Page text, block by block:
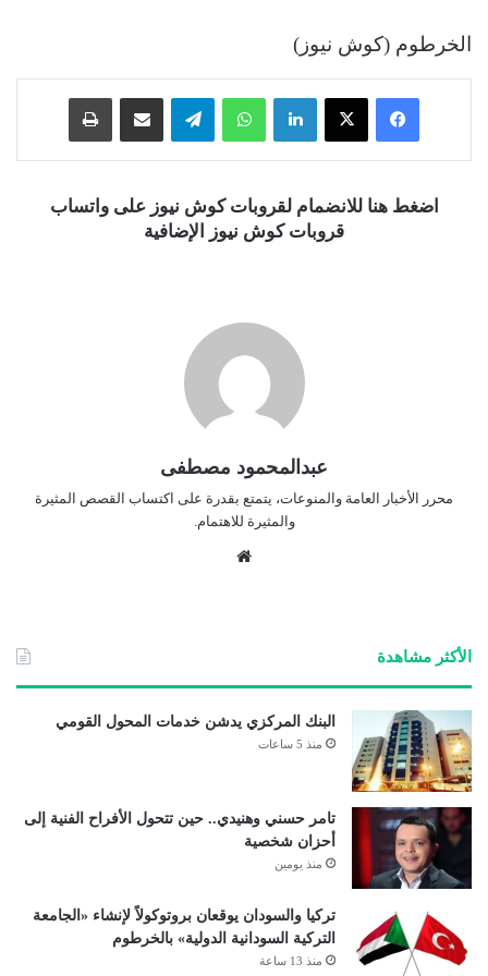
الخرطوم (كوش نيوز)
فيسبوك ‫X لينكدإن واتساب تيلقرام
اضغط هنا للانضمام لقروبات كوش نيوز على واتساب
قروبات كوش نيوز الإضافية
عبدالمحمود مصطفى
محرر الأخبار العامة والمنوعات، يتمتع بقدرة على اكتساب القصص المثيرة
والمثيرة للاهتمام.
الأكثر مشاهدة
البنك المركزي يدشن خدمات المحول القومي
منذ 5 ساعات
تامر حسني وهنيدي.. حين تتحول الأفراح الفنية إلى
أحزان شخصية
منذ يومين
تركيا والسودان يوقعان بروتوكولاً لإنشاء «الجامعة
التركية السودانية الدولية» بالخرطوم
منذ 13 ساعة